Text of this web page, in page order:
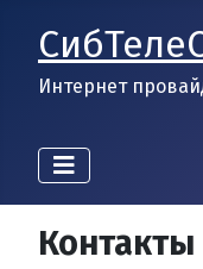
Интернет
Контакты